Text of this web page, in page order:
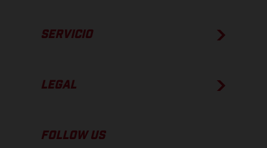
SERVICIO
LEGAL
FOLLOW US